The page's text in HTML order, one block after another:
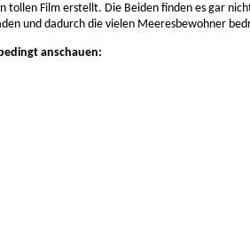
tollen Film erstellt. Die Beiden finden es gar
und dadurch die vielen Meeresbewohner
anschauen: